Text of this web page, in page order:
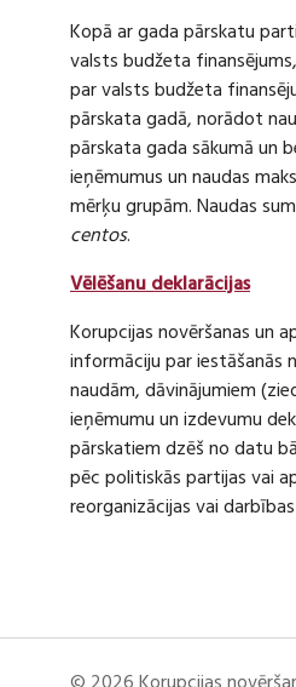
Kopā ar gada pārskatu
valsts budžeta
par valsts budžeta
pārskata gadā, norādot
pārskata gada sākumā un
ieņēmumus un naudas
mērķu grupām. Naudas
centos.
Vēlēšanu deklarācijas
Korupcijas novēršanas un
informāciju par iestāšanās
naudām, dāvinājumiem
ieņēmumu un izdevumu
pārskatiem dzēš no datu
pēc politiskās partijas vai
reorganizācijas vai